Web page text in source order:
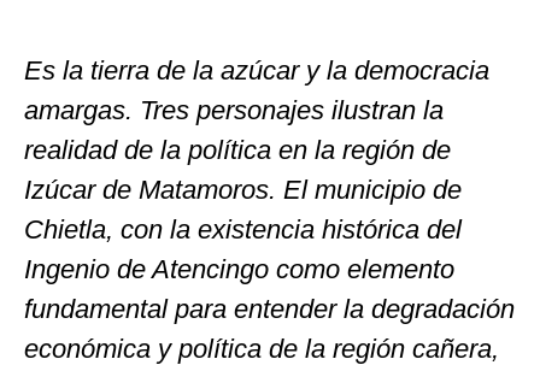
Es la tierra de la azúcar y la democracia
amargas. Tres personajes ilustran la
realidad de la política en la región de
Izúcar de Matamoros. El municipio de
Chietla, con la existencia histórica del
Ingenio de Atencingo como elemento
fundamental para entender la degradación
económica y política de la región cañera,